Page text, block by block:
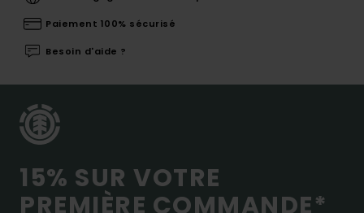
Paiement 100% sécurisé
Besoin d'aide ?
15% SUR VOTRE
PREMIÈRE COMMANDE*